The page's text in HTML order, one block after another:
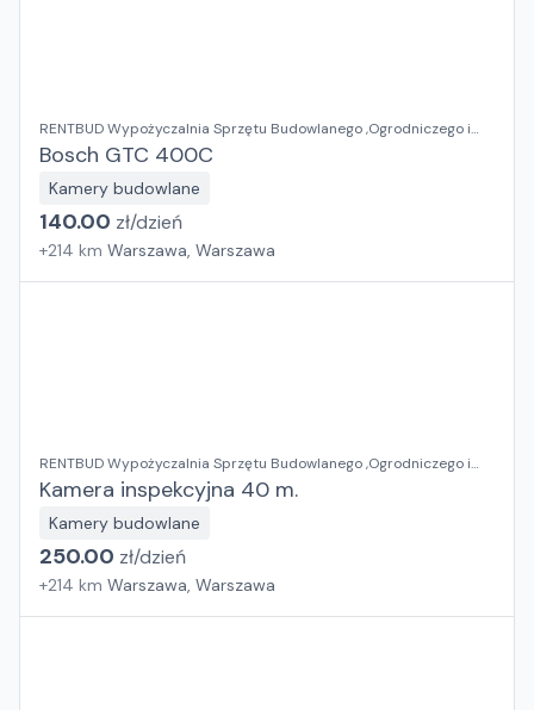
RENTBUD Wypożyczalnia Sprzętu Budowlanego ,Ogrodniczego i
Elektronarzędzi
Bosch GTC 400C
Kamery budowlane
140.00 zł/dzień
+214 km Warszawa, Warszawa
RENTBUD Wypożyczalnia Sprzętu Budowlanego ,Ogrodniczego i
Elektronarzędzi
Kamera inspekcyjna 40 m.
Kamery budowlane
250.00 zł/dzień
+214 km Warszawa, Warszawa